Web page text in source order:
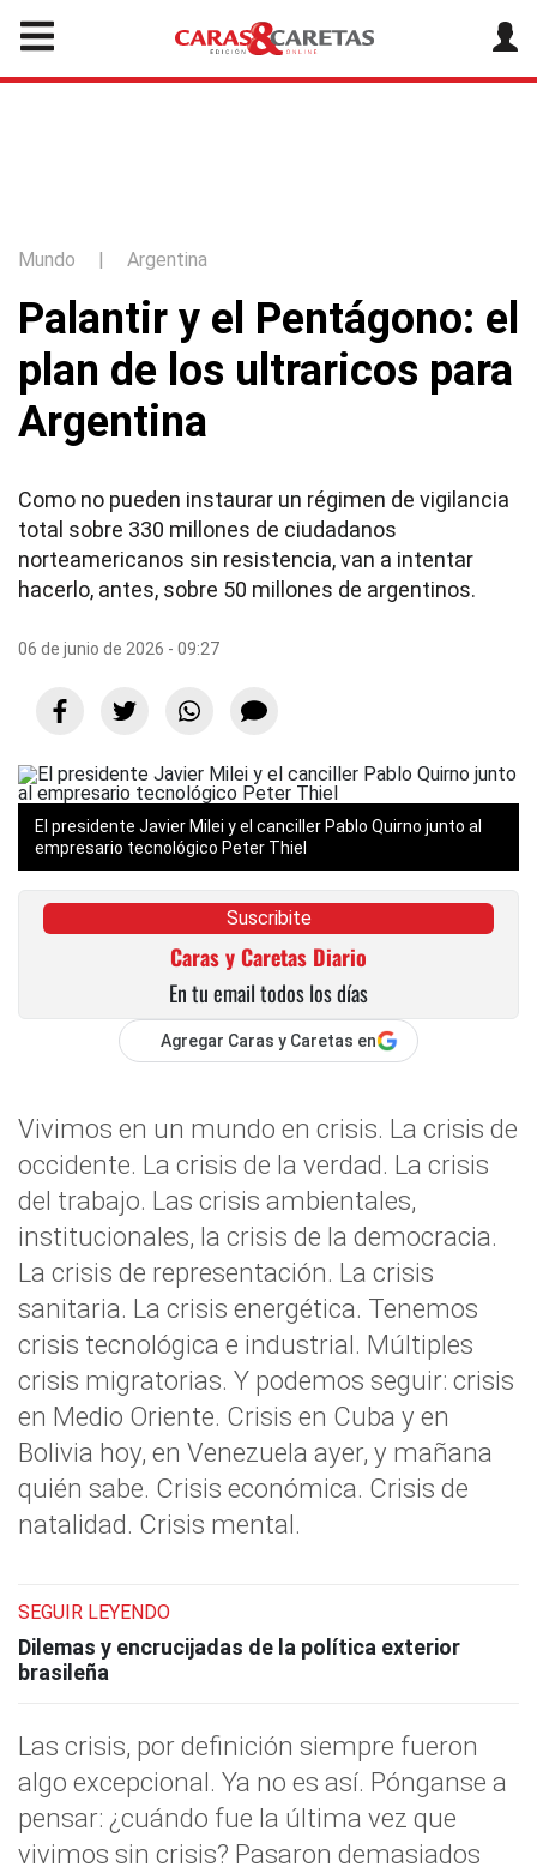
Mundo | Argentina
Palantir y el Pentágono: el
plan de los ultraricos para
Argentina
Como no pueden instaurar un régimen de vigilancia
total sobre 330 millones de ciudadanos
norteamericanos sin resistencia, van a intentar
hacerlo, antes, sobre 50 millones de argentinos.
06 de junio de 2026 - 09:27
El presidente Javier Milei y el canciller Pablo Quirno junto al
empresario tecnológico Peter Thiel
Suscribite
Caras y Caretas Diario
En tu email todos los días
Agregar Caras y Caretas en
Vivimos en un mundo en crisis. La crisis de
occidente. La crisis de la verdad. La crisis
del trabajo. Las crisis ambientales,
institucionales, la crisis de la democracia.
La crisis de representación. La crisis
sanitaria. La crisis energética. Tenemos
crisis tecnológica e industrial. Múltiples
crisis migratorias. Y podemos seguir: crisis
en Medio Oriente. Crisis en Cuba y en
Bolivia hoy, en Venezuela ayer, y mañana
quién sabe. Crisis económica. Crisis de
natalidad. Crisis mental.
SEGUIR LEYENDO
Dilemas y encrucijadas de la política exterior
brasileña
Las crisis, por definición siempre fueron
algo excepcional. Ya no es así. Pónganse a
pensar: ¿cuándo fue la última vez que
vivimos sin crisis? Pasaron demasiados